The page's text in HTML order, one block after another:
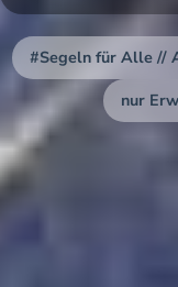
#Segeln für Alle //
nur